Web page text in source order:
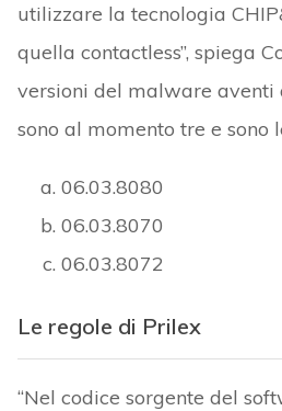
utilizzare la tecnologia
quella contactless”, spiega
versioni del malware aventi
sono al momento tre e sono
06.03.8080
06.03.8070
06.03.8072
Le regole di Prilex
“Nel codice sorgente del